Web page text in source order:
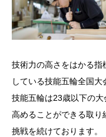
技術力の高さをはかる指
している技能五輪全国大
技能五輪は23歳以下の
高めることができる取り
挑戦を続けております。